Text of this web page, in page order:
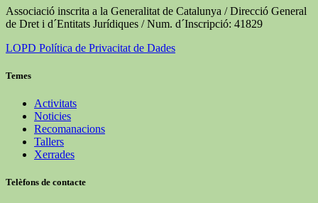
Associació inscrita a la Generalitat de Catalunya / Direcció General
de Dret i d´Entitats Jurídiques / Num. d´Inscripció: 41829
LOPD Política de Privacitat de Dades
Temes
Activitats
Noticies
Recomanacions
Tallers
Xerrades
Telèfons de contacte